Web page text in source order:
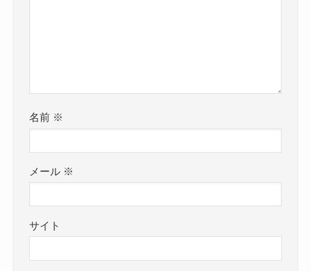
名前 ※
メール ※
サイト